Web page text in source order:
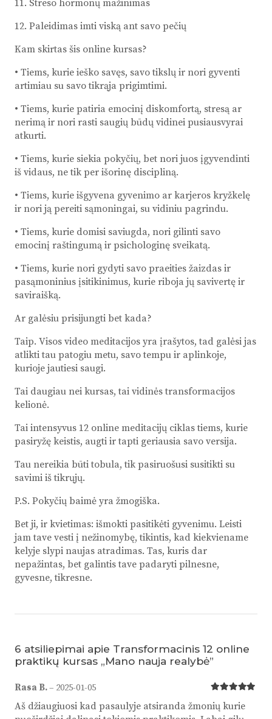
11. Streso hormonų mažinimas
12. Paleidimas imti viską ant savo pečių
Kam skirtas šis online kursas?
• Tiems, kurie ieško savęs, savo tikslų ir nori gyventi
artimiau su savo tikrąja prigimtimi.
• Tiems, kurie patiria emocinį diskomfortą, stresą ar
nerimą ir nori rasti saugių būdų vidinei pusiausvyrai
atkurti.
• Tiems, kurie siekia pokyčių, bet nori juos įgyvendinti
iš vidaus, ne tik per išorinę discipliną.
• Tiems, kurie išgyvena gyvenimo ar karjeros kryžkelę
ir nori ją pereiti sąmoningai, su vidiniu pagrindu.
• Tiems, kurie domisi saviugda, nori gilinti savo
emocinį raštingumą ir psichologinę sveikatą.
• Tiems, kurie nori gydyti savo praeities žaizdas ir
pasąmoninius įsitikinimus, kurie riboja jų savivertę ir
saviraišką.
Ar galėsiu prisijungti bet kada?
Taip. Visos video meditacijos yra įrašytos, tad galėsi jas
atlikti tau patogiu metu, savo tempu ir aplinkoje,
kurioje jautiesi saugi.
Tai daugiau nei kursas, tai vidinės transformacijos
kelionė.
Tai intensyvus 12 online meditacijų ciklas tiems, kurie
pasiryžę keistis, augti ir tapti geriausia savo versija.
Tau nereikia būti tobula, tik pasiruošusi susitikti su
savimi iš tikrųjų.
P.S. Pokyčių baimė yra žmogiška.
Bet ji, ir kvietimas: išmokti pasitikėti gyvenimu. Leisti
jam tave vesti į nežinomybę, tikintis, kad kiekviename
kelyje slypi naujas atradimas. Tas, kuris dar
nepažintas, bet galintis tave padaryti pilnesne,
gyvesne, tikresne.
6 atsiliepimai apie Transformacinis 12 online
praktikų kursas „Mano nauja realybė”
Rasa B.– 2025-01-05
Aš džiaugiuosi kad pasaulyje atsiranda žmonių kurie